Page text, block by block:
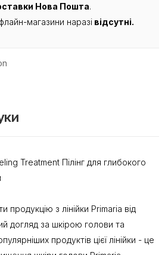
Нова Пошта.
магазини наразі відсутні.
Treatment Пілінг для глибокого
продукцію з лінійки Primaria від
догляд за шкірою голови та
продуктів цієї лінійки - це